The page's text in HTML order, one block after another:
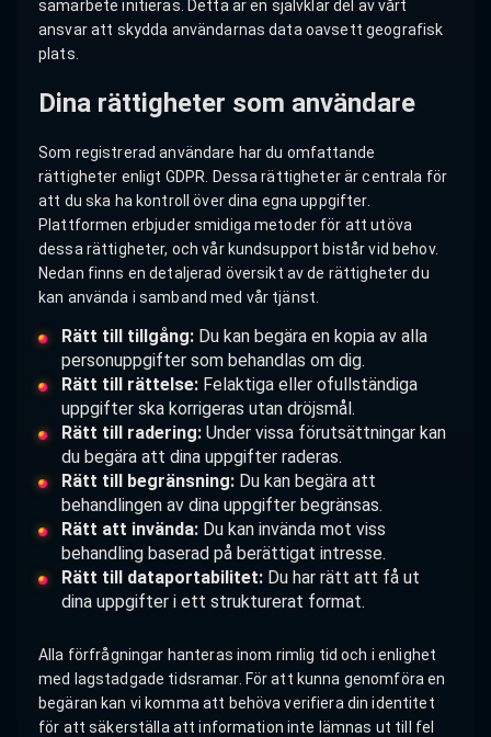
samarbete initieras. Detta är en självklar del av vårt
ansvar att skydda användarnas data oavsett geografisk
plats.
Dina rättigheter som användare
Som registrerad användare har du omfattande
rättigheter enligt GDPR. Dessa rättigheter är centrala för
att du ska ha kontroll över dina egna uppgifter.
Plattformen erbjuder smidiga metoder för att utöva
dessa rättigheter, och vår kundsupport bistår vid behov.
Nedan finns en detaljerad översikt av de rättigheter du
kan använda i samband med vår tjänst.
Rätt till tillgång:Du kan begära en kopia av alla
personuppgifter som behandlas om dig.
Rätt till rättelse:Felaktiga eller ofullständiga
uppgifter ska korrigeras utan dröjsmål.
Rätt till radering:Under vissa förutsättningar kan
du begära att dina uppgifter raderas.
Rätt till begränsning:Du kan begära att
behandlingen av dina uppgifter begränsas.
Rätt att invända:Du kan invända mot viss
behandling baserad på berättigat intresse.
Rätt till dataportabilitet:Du har rätt att få ut
dina uppgifter i ett strukturerat format.
Alla förfrågningar hanteras inom rimlig tid och i enlighet
med lagstadgade tidsramar. För att kunna genomföra en
begäran kan vi komma att behöva verifiera din identitet
för att säkerställa att information inte lämnas ut till fel